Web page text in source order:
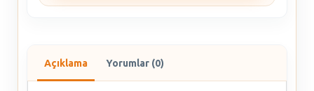
Açıklama Yorumlar (0)